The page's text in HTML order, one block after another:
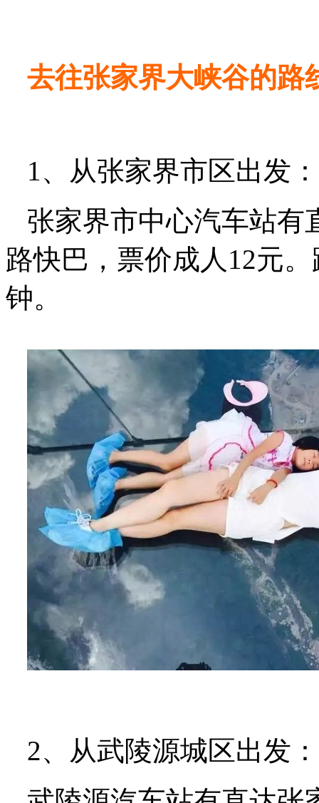
去往张家界大峡谷的路
1、从张家界市区出发：
张家界市中心汽车站有
路快巴，票价成人12元
钟。
2、从武陵源城区出发：